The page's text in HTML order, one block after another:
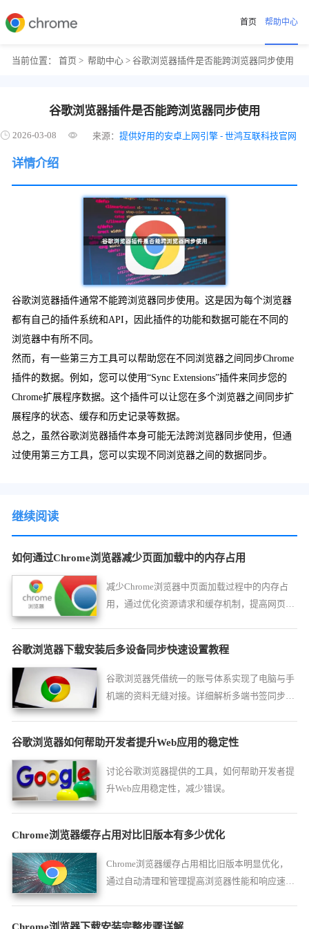
首页 帮助中心
当前位置： 首页 >帮助中心 > 谷歌浏览器插件是否能跨浏览器同步使用
谷歌浏览器插件是否能跨浏览器同步使用
2026-03-08 来源： 提供好用的安卓上网引擎 - 世鸿互联科技官网
详情介绍
谷歌浏览器插件通常不能跨浏览器同步使用。这是因为每个浏览器
都有自己的插件系统和API，因此插件的功能和数据可能在不同的
浏览器中有所不同。
然而，有一些第三方工具可以帮助您在不同浏览器之间同步Chrome
插件的数据。例如，您可以使用“Sync Extensions”插件来同步您的
Chrome扩展程序数据。这个插件可以让您在多个浏览器之间同步扩
展程序的状态、缓存和历史记录等数据。
总之，虽然谷歌浏览器插件本身可能无法跨浏览器同步使用，但通
过使用第三方工具，您可以实现不同浏览器之间的数据同步。
继续阅读
如何通过Chrome浏览器减少页面加载中的内存占用
减少Chrome浏览器中页面加载过程中的内存占
用，通过优化资源请求和缓存机制，提高网页性
谷歌浏览器下载安装后多设备同步快速设置教程
谷歌浏览器凭借统一的账号体系实现了电脑与手
机端的资料无缝对接。详细解析多端书签同步的
更换办公设备时实现生产力工具的秒级衔接，打
造闭环数字化生活。
谷歌浏览器如何帮助开发者提升Web应用的稳定性
讨论谷歌浏览器提供的工具，如何帮助开发者提
升Web应用稳定性，减少错误。
Chrome浏览器缓存占用对比旧版本有多少优化
Chrome浏览器缓存占用相比旧版本明显优化，
通过自动清理和管理提高浏览器性能和响应速